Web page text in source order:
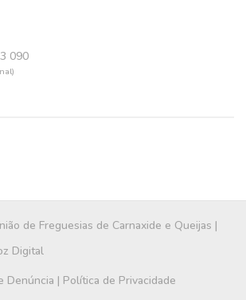
090
de Freguesias de Carnaxide e Queijas |
Digital
Denúncia | Política de Privacidade